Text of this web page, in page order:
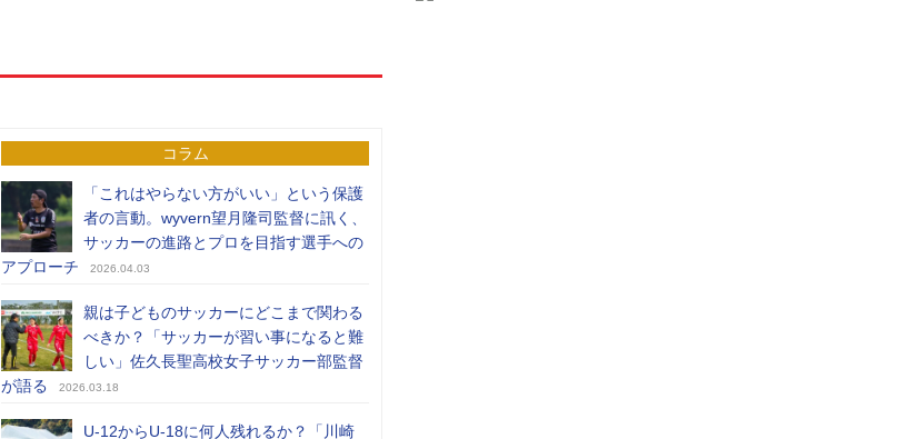
コラム
「これはやらない方がいい」という保護
者の言動。wyvern望月隆司監督に訊く、
サッカーの進路とプロを目指す選手への
アプローチ
2026.04.03
親は子どものサッカーにどこまで関わる
べきか？「サッカーが習い事になると難
しい」佐久長聖高校女子サッカー部監督
が語る
2026.03.18
U-12からU-18に何人残れるか？「川崎